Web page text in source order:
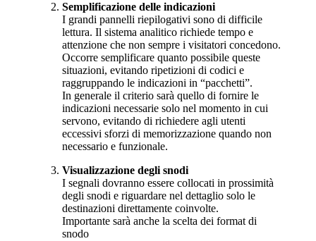
Semplificazione delle indicazioni
I grandi pannelli riepilogativi sono di difficile
lettura. Il sistema analitico richiede tempo e
attenzione che non sempre i visitatori concedono.
Occorre semplificare quanto possibile queste
situazioni, evitando ripetizioni di codici e
raggruppando le indicazioni in “pacchetti”.
In generale il criterio sarà quello di fornire le
indicazioni necessarie solo nel momento in cui
servono, evitando di richiedere agli utenti
eccessivi sforzi di memorizzazione quando non
necessario e funzionale.
Visualizzazione degli snodi
I segnali dovranno essere collocati in prossimità
degli snodi e riguardare nel dettaglio solo le
destinazioni direttamente coinvolte.
Importante sarà anche la scelta dei format di
snodo